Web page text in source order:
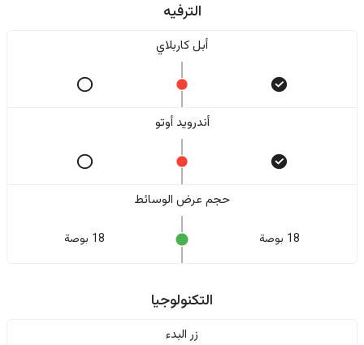
الترفيه
أبل كاربلاي
أندرويد أوتو
حجم عرض الوسائط
18 بوصة 18 بوصة
التكنولوجيا
زر البدء